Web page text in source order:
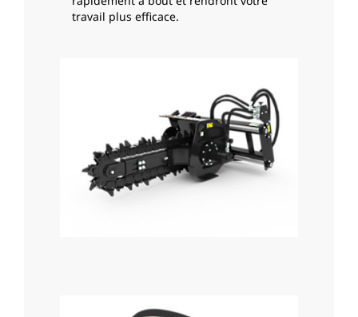
travail plus efficace.